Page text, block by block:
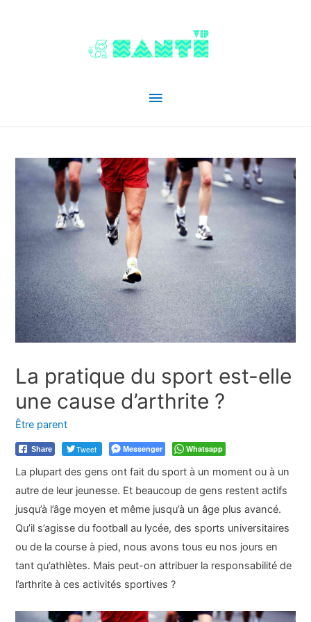
Menu
La pratique du sport est-elle
une cause d’arthrite ?
Être parent
Share Tweet Messenger Whatsapp
La plupart des gens ont fait du sport à un moment ou à un
autre de leur jeunesse. Et beaucoup de gens restent actifs
jusqu’à l’âge moyen et même jusqu’à un âge plus avancé.
Qu’il s’agisse du football au lycée, des sports universitaires
ou de la course à pied, nous avons tous eu nos jours en
tant qu’athlètes. Mais peut-on attribuer la responsabilité de
l’arthrite à ces activités sportives ?